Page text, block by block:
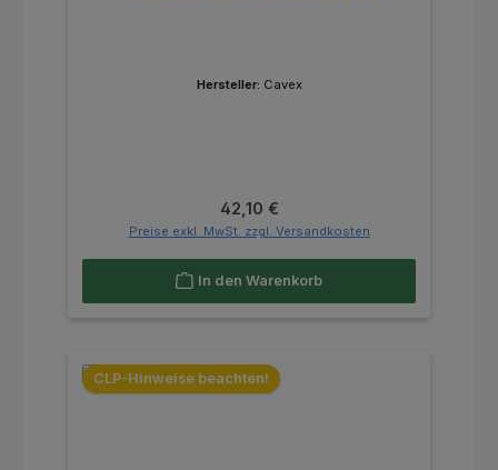
Hersteller: Cavex
Regulärer Preis:
42,10 €
Preise exkl. MwSt. zzgl. Versandkosten
In den Warenkorb
CLP-Hinweise beachten!